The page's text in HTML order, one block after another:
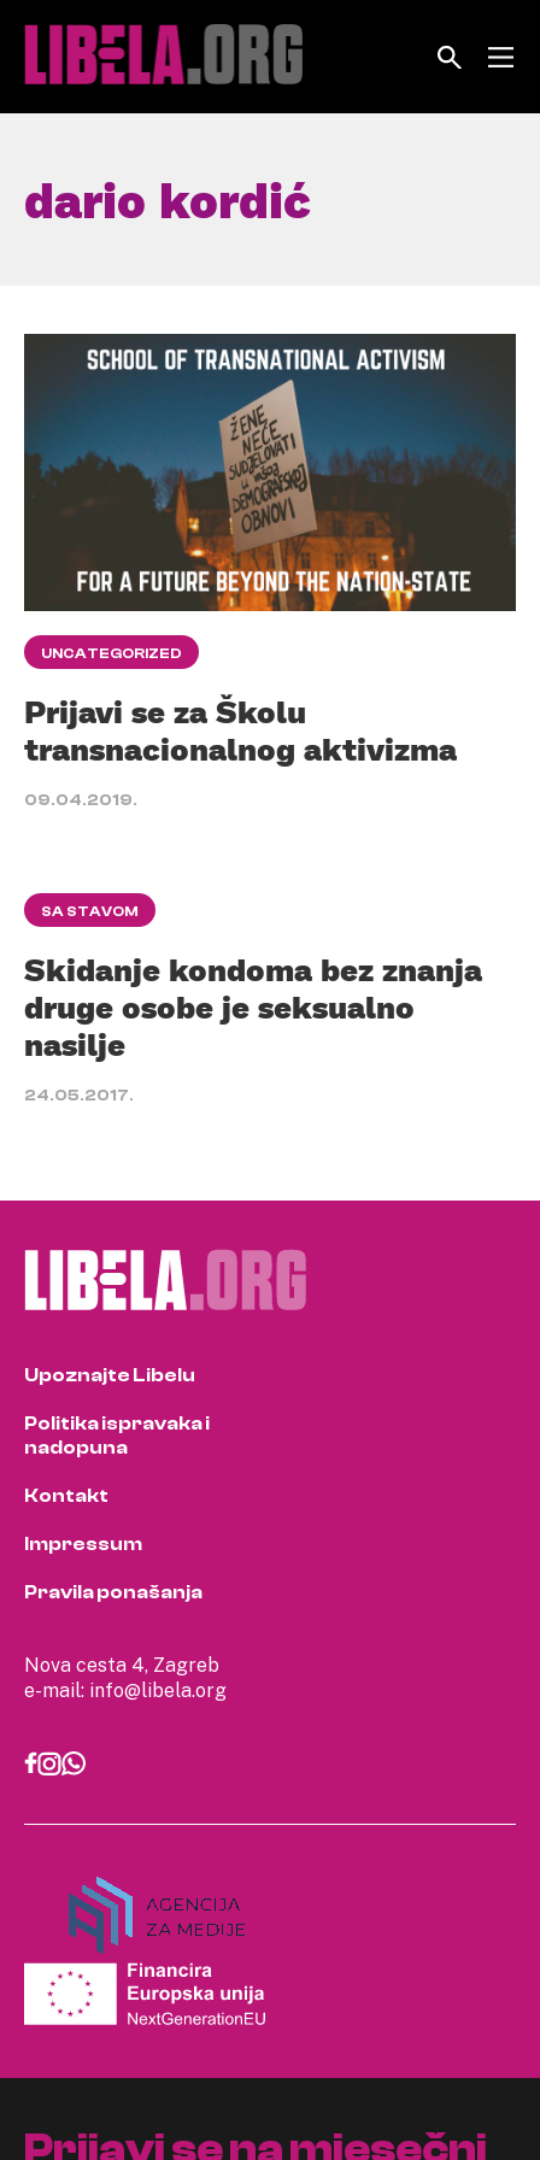
dario kordić
UNCATEGORIZED
Prijavi se za Školu
transnacionalnog aktivizma
09.04.2019.
SA STAVOM
Skidanje kondoma bez znanja
druge osobe je seksualno
nasilje
24.05.2017.
Nova cesta 4, Zagreb
e-mail: info@libela.org
Upoznajte Libelu
Politika ispravaka i
nadopuna
Kontakt
Impressum
Pravila ponašanja
Prijavi se na mjesečni